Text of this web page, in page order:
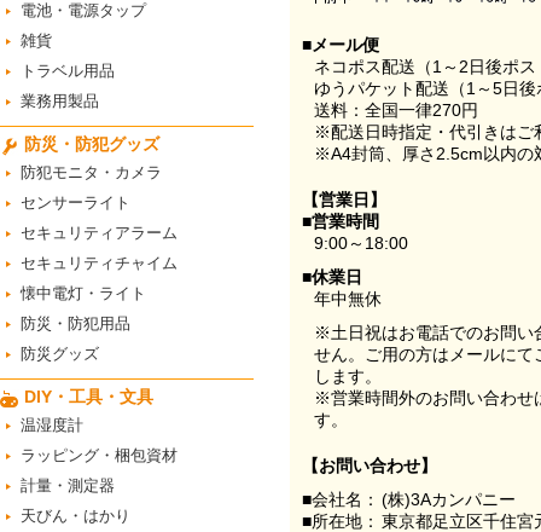
電池・電源タップ
雑貨
トラベル用品
業務用製品
防災・防犯グッズ
防犯モニタ・カメラ
センサーライト
セキュリティアラーム
セキュリティチャイム
懐中電灯・ライト
防災・防犯用品
防災グッズ
DIY・工具・文具
温湿度計
ラッピング・梱包資材
計量・測定器
天びん・はかり
■メール便
ネコポス配送（1～2日後ポ
ゆうパケット配送（1～5日
送料：全国一律270円
※配送日時指定・代引きはご
※A4封筒、厚さ2.5cm以内の
【営業日】
■営業時間
9:00～18:00
■休業日
年中無休
※土日祝はお電話でのお問い
せん。ご用の方はメールに
します。
※営業時間外のお問い合わせ
す。
【お問い合わせ】
■会社名： (株)3Aカンパニー
■所在地： 東京都足立区千住